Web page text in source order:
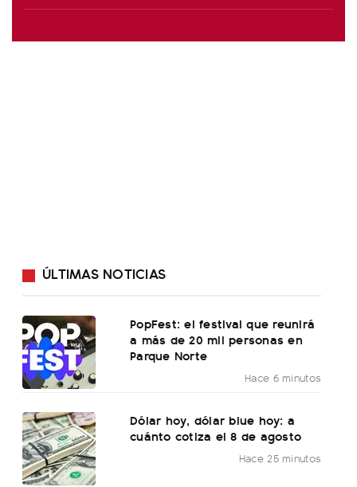
ÚLTIMAS NOTICIAS
PopFest: el festival que reunirá
a más de 20 mil personas en
Parque Norte
Hace 6 minutos
Dólar hoy, dólar blue hoy: a
cuánto cotiza el 8 de agosto
Hace 25 minutos